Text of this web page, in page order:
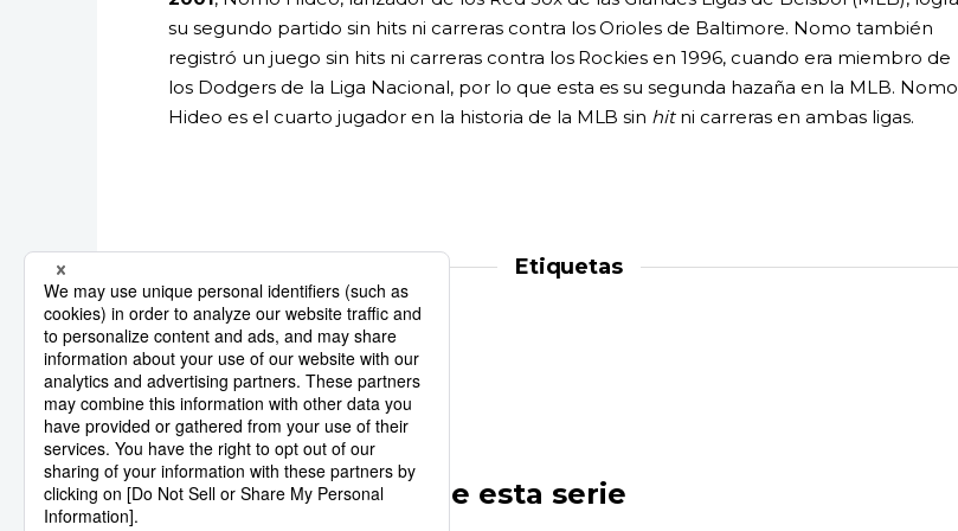
su segundo partido sin hits ni carreras contra los Orioles de Baltimore. Nomo también
registró un juego sin hits ni carreras contra los Rockies en 1996, cuando era miembro de
los Dodgers de la Liga Nacional, por lo que esta es su segunda hazaña en la MLB. Nomo
Hideo es el cuarto jugador en la historia de la MLB sin hitni carreras en ambas ligas.
Etiquetas
Historia de Japón
Otros artículos de esta serie